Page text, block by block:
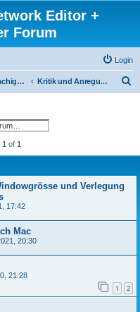
Editor +
Forum
Login
Deutschsprachige Foren - forums in German Kritik und Anregungen
1 of 1
und Verlegung
17:42
Mac
20:30
21:28
1 2